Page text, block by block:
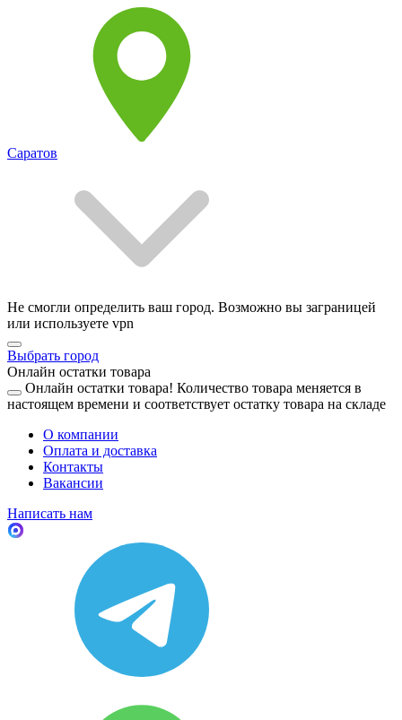
Саратов
Не смогли определить ваш город. Возможно вы заграницей
или используете vpn
Выбрать город
Онлайн остатки товара
Онлайн остатки товара! Количество товара меняется в
настоящем времени и соответствует остатку товара на складе
О компании
Оплата и доставка
Контакты
Вакансии
Написать нам